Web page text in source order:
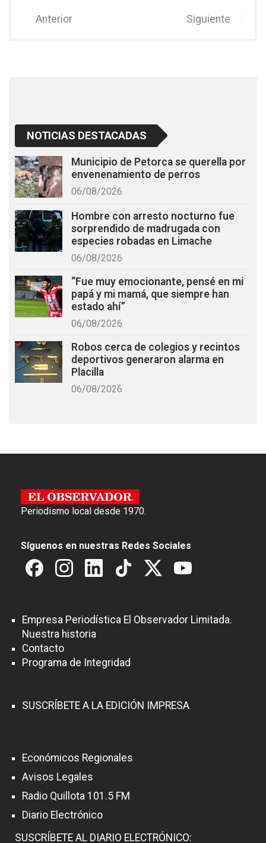
b
er
Anterior Siguiente
NOTICIAS DESTACADAS
Municipio de Petorca se querella por
envenenamiento de perros
06/08/2026
Hombre con arresto nocturno fue
sorprendido de madrugada con
especies robadas en Limache
06/08/2026
“Fue muy emocionante, pensé en mi
papá y mi mamá, que siempre han
estado ahí”
06/08/2026
Robos cerca de colegios y recintos
deportivos generaron alarma en
Placilla
06/08/2026
Periodismo local desde 1970.
Síguenos en nuestras Redes Sociales
Empresa Periodística El Observador Limitada.
Nuestra historia
Contacto
Programa de Integridad
SUSCRÍBETE A LA EDICIÓN IMPRESA
Económicos Regionales
Avisos Legales
Radio Quillota 101.5 FM
Diario Electrónico
SUSCRÍBETE AL DIARIO ELECTRÓNICO: